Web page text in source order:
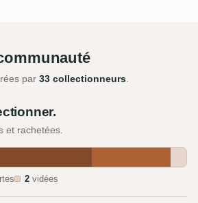
par 33 collectionneurs
et rachetées.
2 vidées